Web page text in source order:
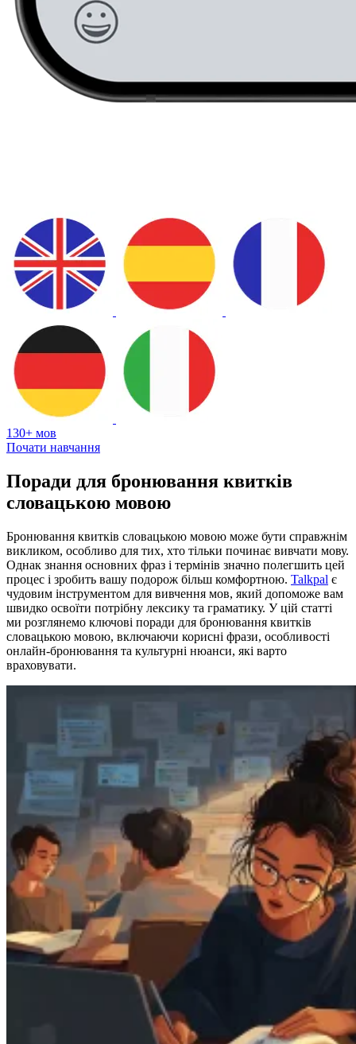
130+ мов
Почати навчання
Поради для бронювання квитків
словацькою мовою
Бронювання квитків словацькою мовою може бути справжнім
викликом, особливо для тих, хто тільки починає вивчати мову.
Однак знання основних фраз і термінів значно полегшить цей
процес і зробить вашу подорож більш комфортною. Talkpal є
чудовим інструментом для вивчення мов, який допоможе вам
швидко освоїти потрібну лексику та граматику. У цій статті
ми розглянемо ключові поради для бронювання квитків
словацькою мовою, включаючи корисні фрази, особливості
онлайн-бронювання та культурні нюанси, які варто
враховувати.